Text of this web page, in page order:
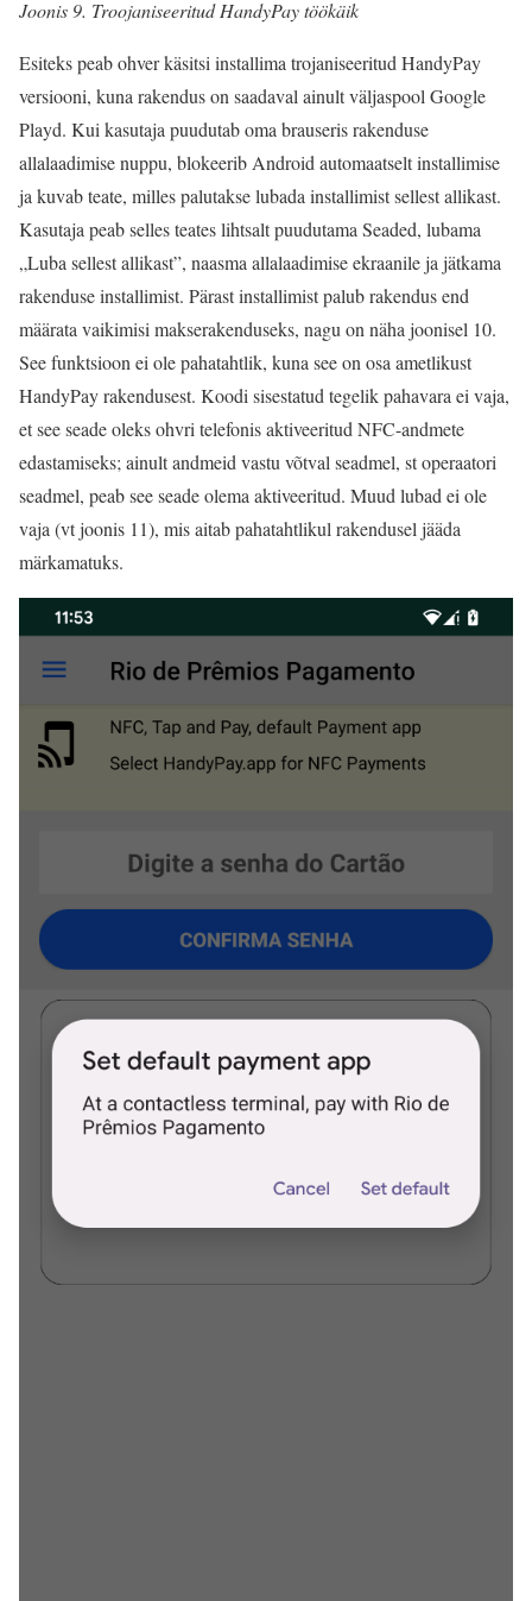
Joonis 9. Troojaniseeritud HandyPay töökäik
Esiteks peab ohver käsitsi installima trojaniseeritud HandyPay
versiooni, kuna rakendus on saadaval ainult väljaspool Google
Playd. Kui kasutaja puudutab oma brauseris rakenduse
allalaadimise nuppu, blokeerib Android automaatselt installimise
ja kuvab teate, milles palutakse lubada installimist sellest allikast.
Kasutaja peab selles teates lihtsalt puudutama Seaded, lubama
„Luba sellest allikast”, naasma allalaadimise ekraanile ja jätkama
rakenduse installimist. Pärast installimist palub rakendus end
määrata vaikimisi makserakenduseks, nagu on näha joonisel 10.
See funktsioon ei ole pahatahtlik, kuna see on osa ametlikust
HandyPay rakendusest. Koodi sisestatud tegelik pahavara ei vaja,
et see seade oleks ohvri telefonis aktiveeritud NFC-andmete
edastamiseks; ainult andmeid vastu võtval seadmel, st operaatori
seadmel, peab see seade olema aktiveeritud. Muud lubad ei ole
vaja (vt joonis 11), mis aitab pahatahtlikul rakendusel jääda
märkamatuks.